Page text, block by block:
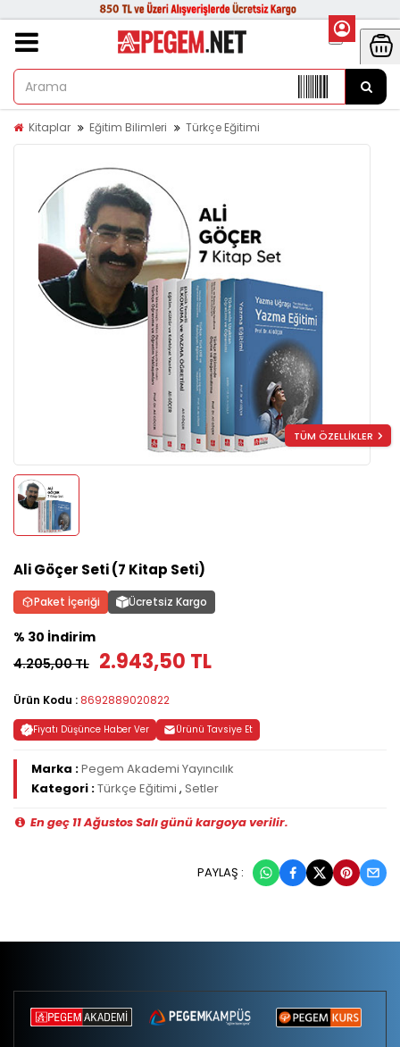
Kitaplar Eğitim Bilimleri Türkçe Eğitimi
TÜM ÖZELLİKLER
Ali Göçer Seti (7 Kitap Seti)
Paket İçeriği Ücretsiz Kargo
% 30 İndirim
4.205,00 TL 2.943,50 TL
Ürün Kodu : 8692889020822
Fiyatı Düşünce Haber Ver Ürünü Tavsiye Et
Marka :Pegem Akademi Yayıncılık
Kategori :Türkçe Eğitimi , Setler
En geç 11 Ağustos Salı günü kargoya verilir.
PAYLAŞ :